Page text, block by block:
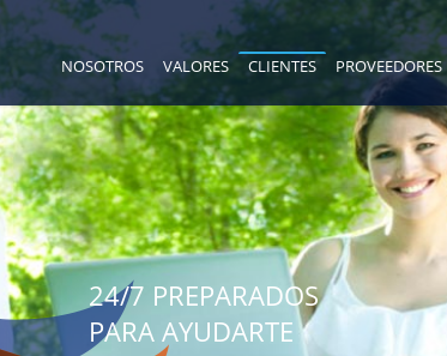
NOSOTROS VALORES CLIENTES PROVEEDORES
24/7 PREPARADOS
PARA AYUDARTE